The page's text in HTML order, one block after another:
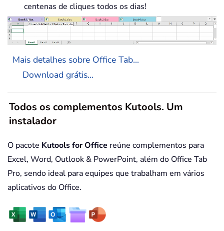
centenas de cliques todos os dias!
Mais detalhes sobre Office Tab...
Download grátis...
Todos os complementos Kutools. Um
instalador
O pacote Kutools for Office reúne complementos para
Excel, Word, Outlook & PowerPoint, além do Office Tab
Pro, sendo ideal para equipes que trabalham em vários
aplicativos do Office.